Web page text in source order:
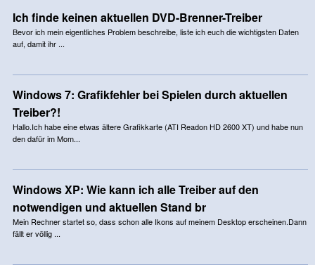
Ich finde keinen aktuellen DVD-Brenner-Treiber
Bevor ich mein eigentliches Problem beschreibe, liste ich euch die wichtigsten Daten
auf, damit ihr ...
Windows 7: Grafikfehler bei Spielen durch aktuellen
Treiber?!
Hallo.Ich habe eine etwas ältere Grafikkarte (ATI Readon HD 2600 XT) und habe nun
den dafür im Mom...
Windows XP: Wie kann ich alle Treiber auf den
notwendigen und aktuellen Stand br
Mein Rechner startet so, dass schon alle Ikons auf meinem Desktop erscheinen.Dann
fällt er völlig ...